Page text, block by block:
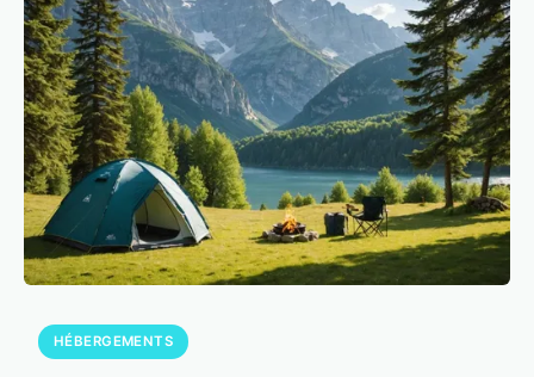
HÉBERGEMENTS